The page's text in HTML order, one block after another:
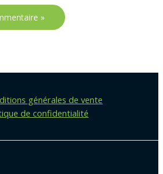
générales de vente
de confidentialité